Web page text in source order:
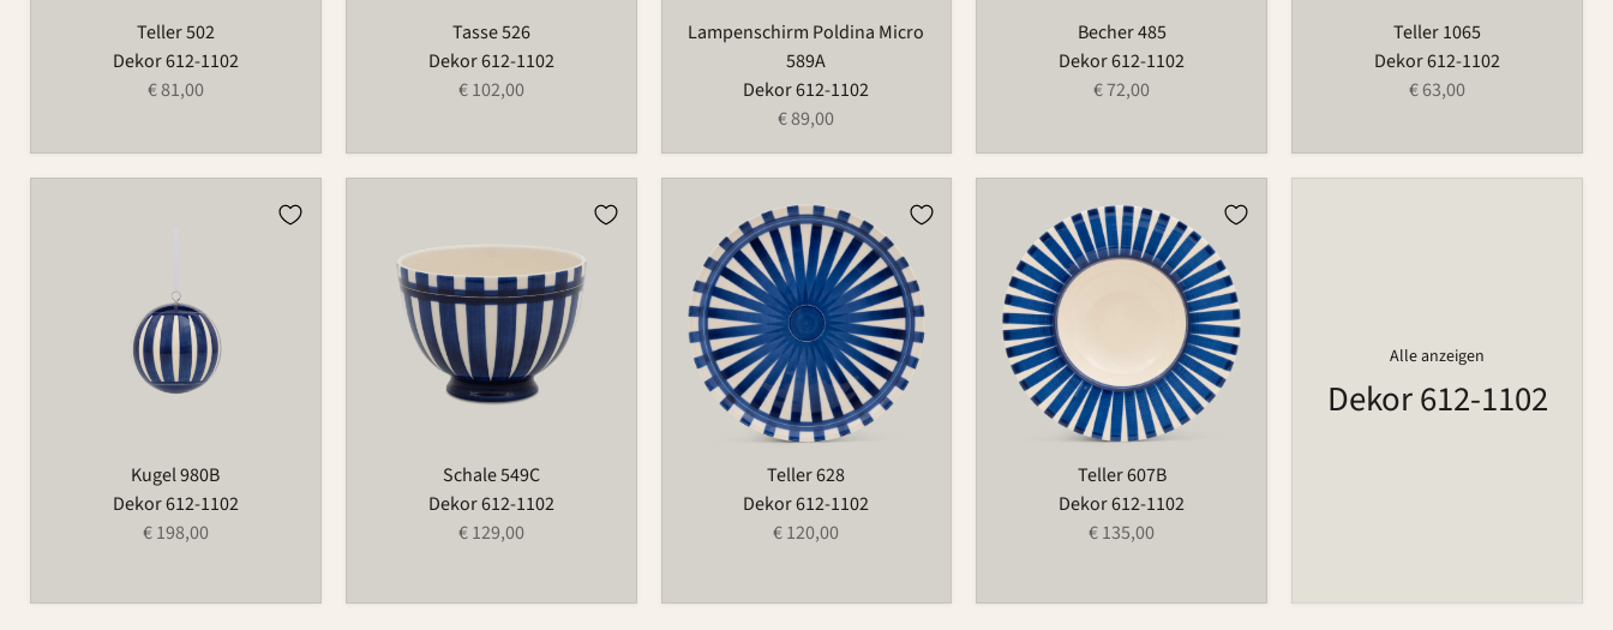
Teller 502
Dekor 612-1102
€ 81,00
Tasse 526
Dekor 612-1102
€ 102,00
Lampenschirm Poldina Micro
589A
Dekor 612-1102
€ 89,00
Becher 485
Dekor 612-1102
€ 72,00
Teller 1065
Dekor 612-1102
€ 63,00
Kugel 980B
Dekor 612-1102
€ 198,00
Schale 549C
Dekor 612-1102
€ 129,00
Teller 628
Dekor 612-1102
€ 120,00
Teller 607B
Dekor 612-1102
€ 135,00
Alle anzeigen
Dekor 612-1102